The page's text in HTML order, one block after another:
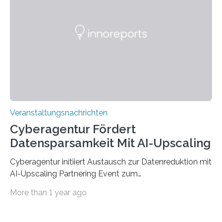
„QUAZAR“ mit insgesamt 1,15 Millionen Euro über vier
Veranstaltungsnachrichten
Cyberagentur Fördert
Datensparsamkeit Mit AI-Upscaling
Cyberagentur initiiert Austausch zur Datenreduktion mit
AI-Upscaling Partnering Event zum
innovative DatenverarbeitungDie Agentur für
More than 1 year ago